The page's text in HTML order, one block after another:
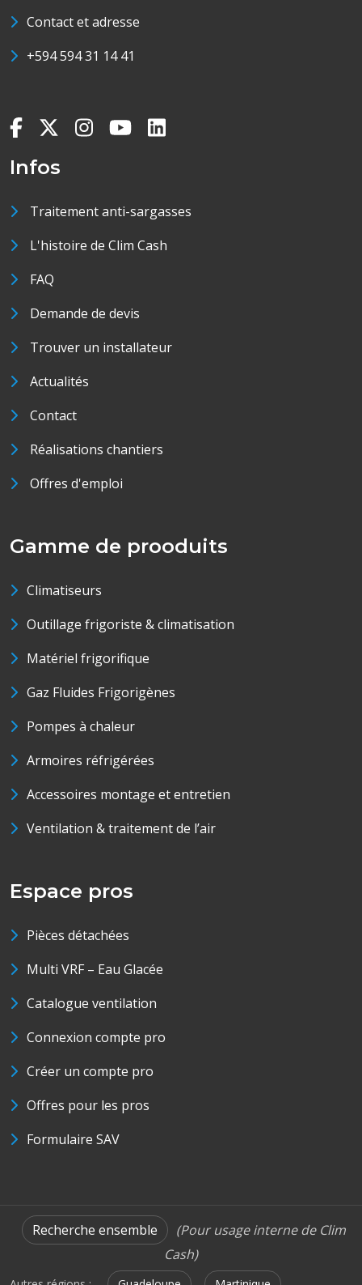
Contact et adresse
+594 594 31 14 41
Infos
Traitement anti-sargasses
L'histoire de Clim Cash
FAQ
Demande de devis
Trouver un installateur
Actualités
Contact
Réalisations chantiers
Offres d'emploi
Gamme de prooduits
Climatiseurs
Outillage frigoriste & climatisation
Matériel frigorifique
Gaz Fluides Frigorigènes
Pompes à chaleur
Armoires réfrigérées
Accessoires montage et entretien
Ventilation & traitement de l’air
Espace pros
Pièces détachées
Multi VRF – Eau Glacée
Catalogue ventilation
Connexion compte pro
Créer un compte pro
Offres pour les pros
Formulaire SAV
Recherche ensemble
(Pour usage interne de Clim
Cash)